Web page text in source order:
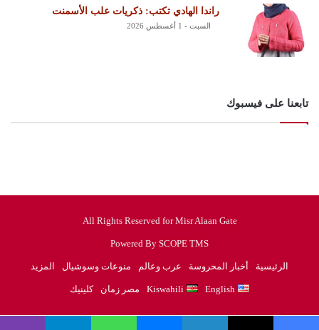
راندا الهادي تكتب: ذكريات علب الأسمنت
السبت - 1 أغسطس 2026
تابعنا على فيسبوك
All Rights Reserved for Misr Alaan Gate
Powered By SCOPE TMS
الرئيسية أخبار المحروسة عرب وعالم منوعات وسوشيال المزيد
English
Kiswahili مصر زمان كلينيك